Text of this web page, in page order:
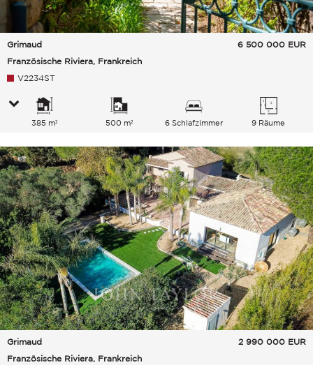
Grimaud
Französische Riviera, Frankreich
6 500 000 EUR
V2234ST
385 m² 500 m² 6 Schlafzimmer 9 Räume
Grimaud
Französische Riviera, Frankreich
2 990 000 EUR